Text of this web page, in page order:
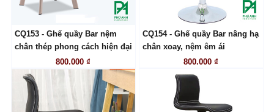
LIÊN HỆ
CQ153 - Ghế quầy Bar nệm
chân thép phong cách hiện đại
800.000 ₫
LIÊN HỆ
CQ154 - Ghế quầy Bar nâng hạ
chân xoay, nệm êm ái
800.000 ₫